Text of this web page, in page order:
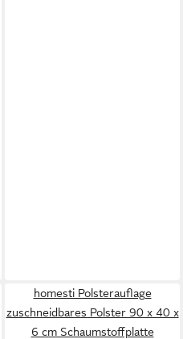
homesti Polsterauflage
zuschneidbares Polster 90 x 40 x
6 cm Schaumstoffplatte